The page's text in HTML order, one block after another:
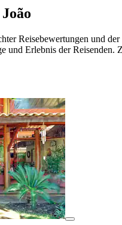
Reisebewertungen und
und Erlebnis der Reisenden.